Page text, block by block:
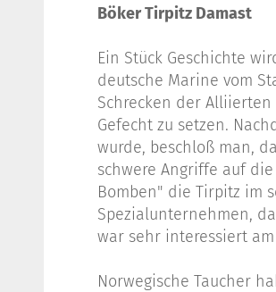
Böker Tirpitz Damast
Ein Stück Geschichte
deutsche Marine vom
Schrecken der
Gefecht zu setzen.
wurde, beschloß man,
schwere Angriffe auf
Bomben" die Tirpitz im
Spezialunternehmen,
war sehr interessiert
Norwegische Taucher